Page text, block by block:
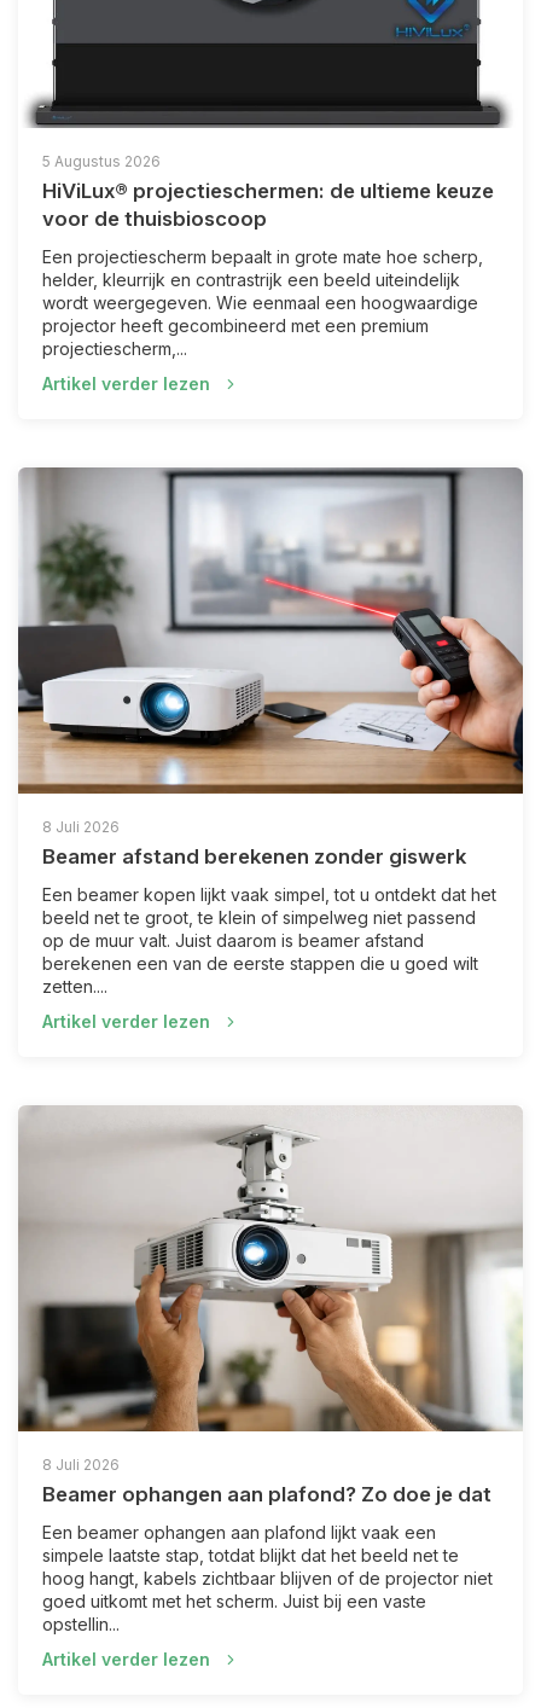
5 Augustus 2026
HiViLux® projectieschermen: de ultieme keuze
voor de thuisbioscoop
Een projectiescherm bepaalt in grote mate hoe scherp,
helder, kleurrijk en contrastrijk een beeld uiteindelijk
wordt weergegeven. Wie eenmaal een hoogwaardige
projector heeft gecombineerd met een premium
projectiescherm,...
Artikel verder lezen
8 Juli 2026
Beamer afstand berekenen zonder giswerk
Een beamer kopen lijkt vaak simpel, tot u ontdekt dat het
beeld net te groot, te klein of simpelweg niet passend
op de muur valt. Juist daarom is beamer afstand
berekenen een van de eerste stappen die u goed wilt
zetten....
Artikel verder lezen
8 Juli 2026
Beamer ophangen aan plafond? Zo doe je dat
Een beamer ophangen aan plafond lijkt vaak een
simpele laatste stap, totdat blijkt dat het beeld net te
hoog hangt, kabels zichtbaar blijven of de projector niet
goed uitkomt met het scherm. Juist bij een vaste
opstellin...
Artikel verder lezen